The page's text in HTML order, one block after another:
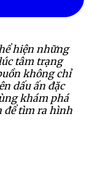
hiện những
tâm trạng
không chỉ
dấu ấn đặc
khám phá
để tìm ra hình